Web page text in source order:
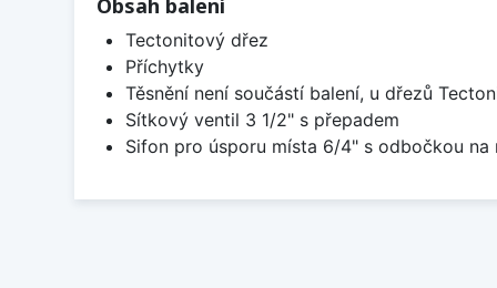
Obsah balení
Tectonitový dřez
Příchytky
Těsnění není součástí balení, u dřezů
Sítkový ventil 3 1/2" s přepadem
Sifon pro úsporu místa 6/4" s odbočkou na